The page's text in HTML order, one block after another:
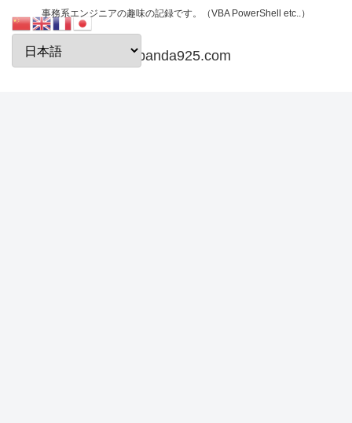
事務系エンジニアの趣味の記録です。（VBA PowerShell etc..）
papanda925.com